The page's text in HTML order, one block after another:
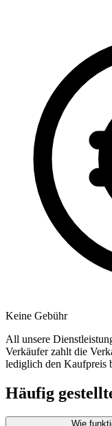
Keine Gebühr
All unsere
Verkäufer zahlt die
lediglich den Kaufpreis
Häufig
Wie